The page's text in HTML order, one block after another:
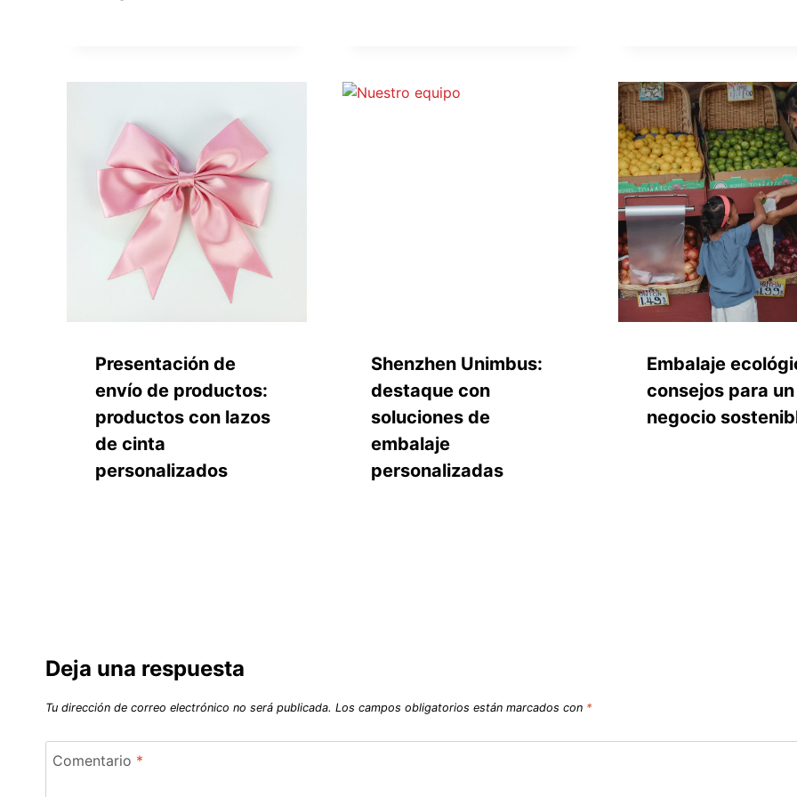
Presentación de
envío de productos:
productos con lazos
de cinta
personalizados
Shenzhen Unimbus:
destaque con
soluciones de
embalaje
personalizadas
Embalaje
consejos para un
negocio
Deja una respuesta
Tu dirección de correo electrónico no será publicada. Los campos obligatorios están marcados con *
Comentario *